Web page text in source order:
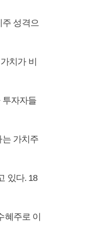
주 성격으
치가 비
투자자들
는 가치주
있다. 18
주로 이